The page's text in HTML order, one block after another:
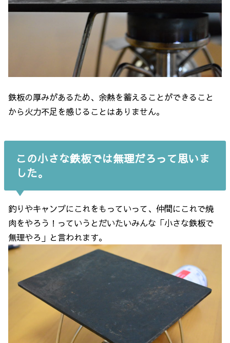
鉄板の厚みがあるため、余熱を蓄えることができること
から火力不足を感じることはありません。
この小さな鉄板では無理だろって思いま
した。
釣りやキャンプにこれをもっていって、仲間にこれで焼
肉をやろう！っていうとだいたいみんな「小さな鉄板で
無理やろ」と言われます。